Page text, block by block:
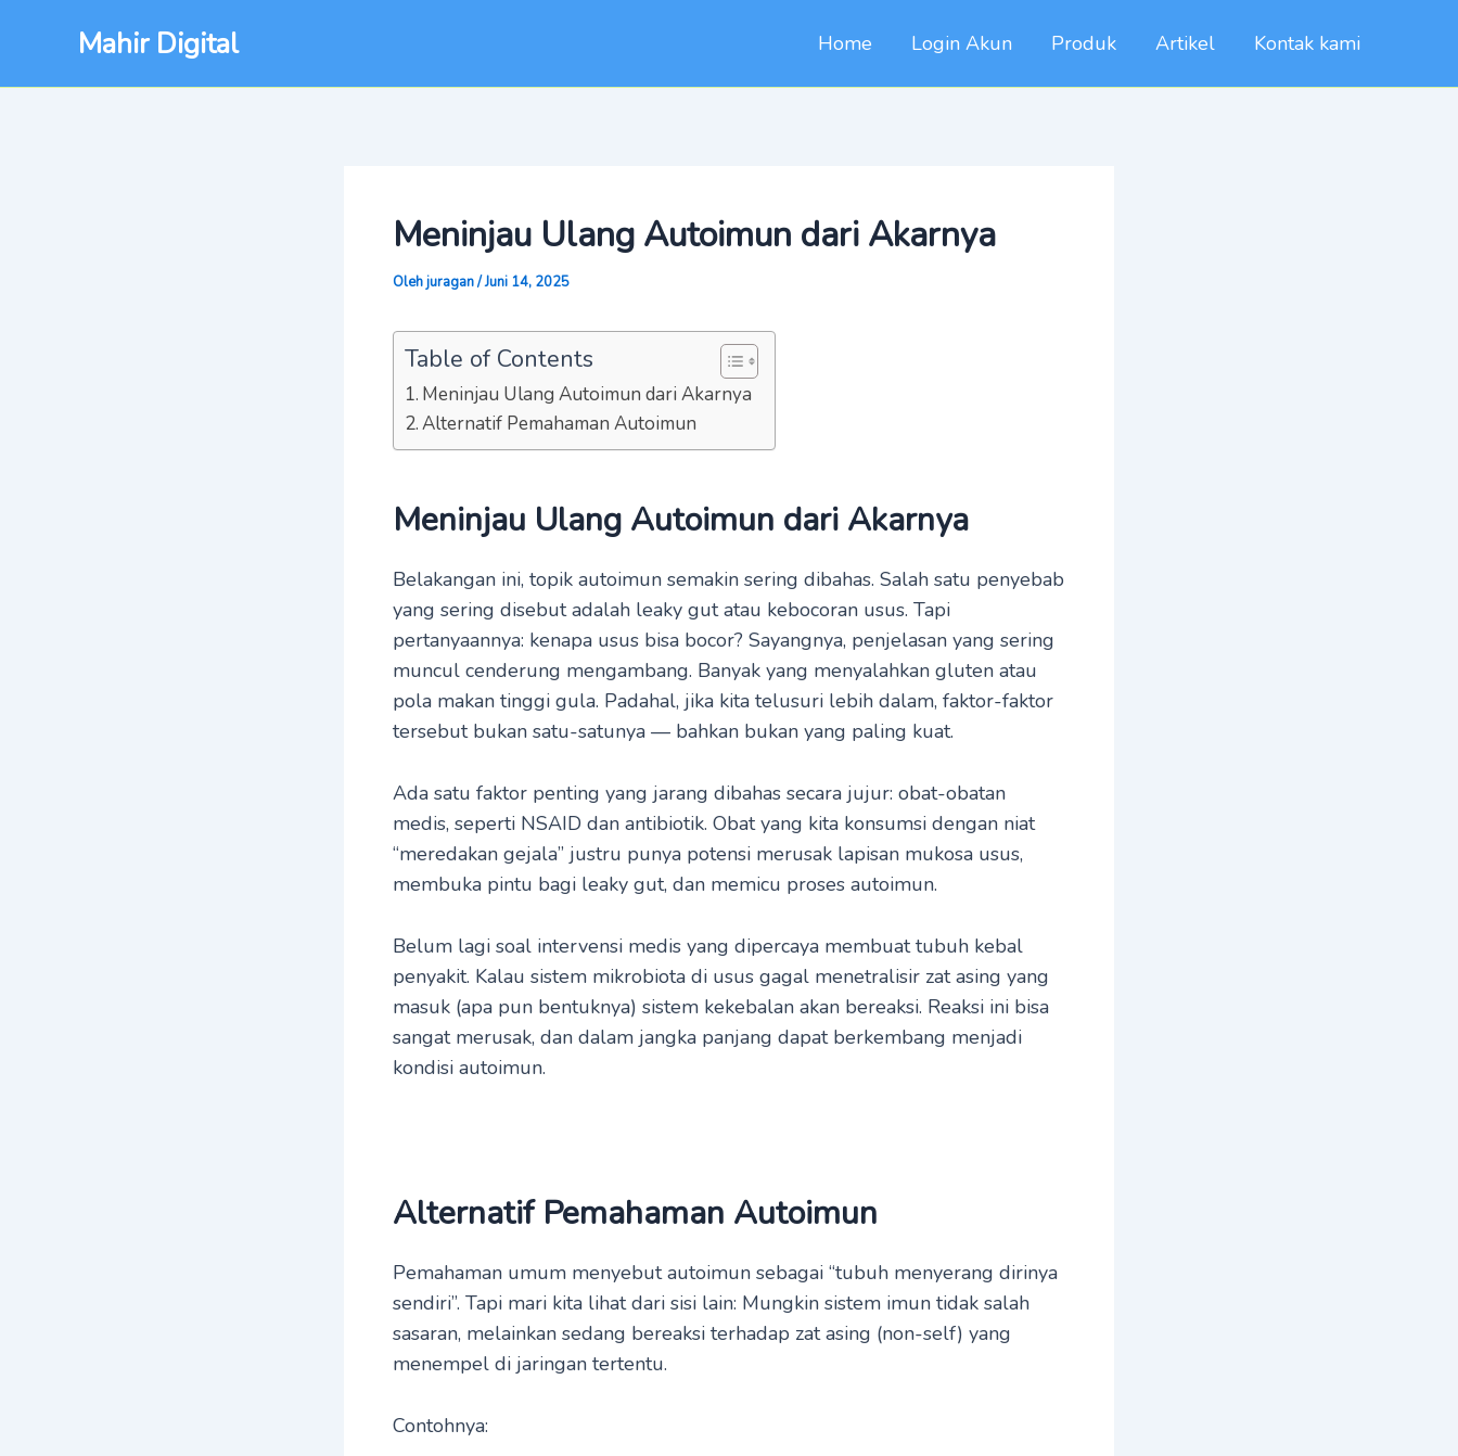
Mahir Digital Home Login Akun Produk Artikel Kontak kami
Meninjau Ulang Autoimun dari Akarnya
Olehjuragan/Juni 14, 2025
Table of Contents
Meninjau Ulang Autoimun dari Akarnya
Alternatif Pemahaman Autoimun
Meninjau Ulang Autoimun dari Akarnya
Belakangan ini, topik autoimun semakin sering dibahas. Salah satu penyebab
yang sering disebut adalah leaky gut atau kebocoran usus. Tapi
pertanyaannya: kenapa usus bisa bocor? Sayangnya, penjelasan yang sering
muncul cenderung mengambang. Banyak yang menyalahkan gluten atau
pola makan tinggi gula. Padahal, jika kita telusuri lebih dalam, faktor-faktor
tersebut bukan satu-satunya — bahkan bukan yang paling kuat.
Ada satu faktor penting yang jarang dibahas secara jujur: obat-obatan
medis, seperti NSAID dan antibiotik. Obat yang kita konsumsi dengan niat
“meredakan gejala” justru punya potensi merusak lapisan mukosa usus,
membuka pintu bagi leaky gut, dan memicu proses autoimun.
Belum lagi soal intervensi medis yang dipercaya membuat tubuh kebal
penyakit. Kalau sistem mikrobiota di usus gagal menetralisir zat asing yang
masuk (apa pun bentuknya) sistem kekebalan akan bereaksi. Reaksi ini bisa
sangat merusak, dan dalam jangka panjang dapat berkembang menjadi
kondisi autoimun.
Alternatif Pemahaman Autoimun
Pemahaman umum menyebut autoimun sebagai “tubuh menyerang dirinya
sendiri”. Tapi mari kita lihat dari sisi lain: Mungkin sistem imun tidak salah
sasaran, melainkan sedang bereaksi terhadap zat asing (non-self) yang
menempel di jaringan tertentu.
Contohnya: